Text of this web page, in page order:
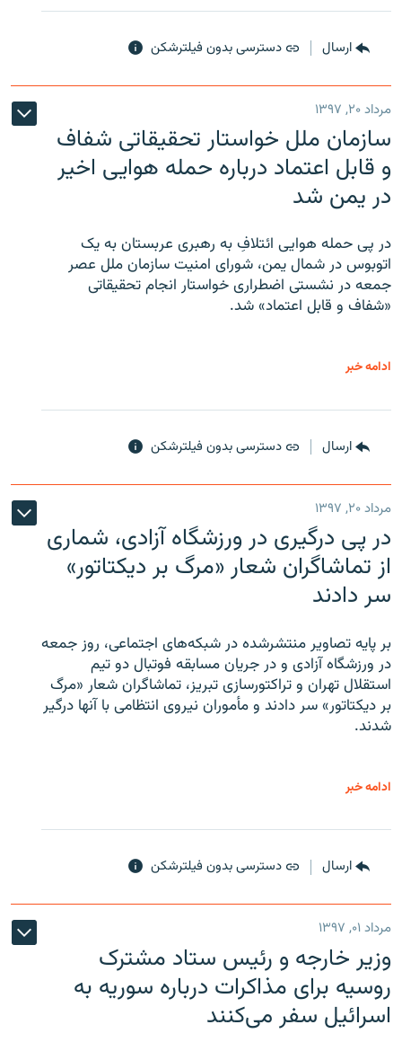
ارسال دسترسی بدون فیلترشکن
مرداد ۲۰, ۱۳۹۷
سازمان ملل خواستار تحقیقاتی شفاف
و قابل اعتماد درباره حمله هوایی اخیر
در یمن شد
در پی حمله هوایی ائتلافِ به رهبری عربستان به یک
اتوبوس در شمال یمن، شورای امنیت سازمان ملل عصر
جمعه در نشستی اضطراری خواستار انجام تحقیقاتی
«شفاف و قابل اعتماد» شد.
ادامه خبر
ارسال دسترسی بدون فیلترشکن
مرداد ۲۰, ۱۳۹۷
در پی درگیری در ورزشگاه آزادی، شماری
از تماشاگران شعار «مرگ بر دیکتاتور»
سر دادند
بر پایه تصاویر منتشرشده در شبکه‌های اجتماعی، روز جمعه
در ورزشگاه آزادی و در جریان مسابقه فوتبال دو تیم
استقلال تهران و تراکتورسازی تبریز، تماشاگران شعار «مرگ
بر دیکتاتور» سر دادند و مأموران نیروی انتظامی با آنها درگیر
شدند.
ادامه خبر
ارسال دسترسی بدون فیلترشکن
مرداد ۰۱, ۱۳۹۷
وزیر خارجه و رئیس‌ ستاد مشترک
روسیه برای مذاکرات درباره سوریه به
اسرائیل سفر می‌کنند